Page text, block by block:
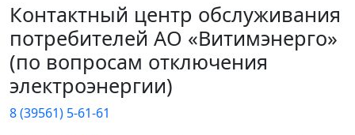
Контактный центр обслуживания
потребителей АО «Витимэнерго»
(по вопросам отключения
электроэнергии)
8 (39561) 5-61-61